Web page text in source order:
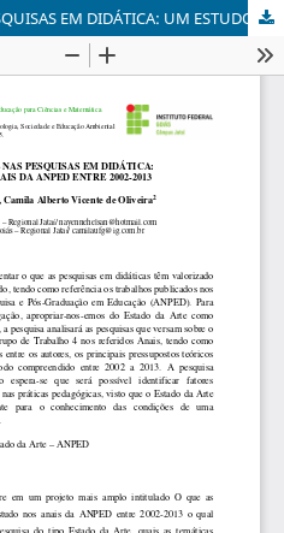
SABERES DOCENTES NAS PESQUISAS EM DIDÁTICA: UM ESTUDO NOS ANAIS DA ANPED ENTRE 2002-2013